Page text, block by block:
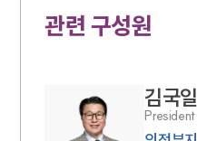
관련 구성원
김국일